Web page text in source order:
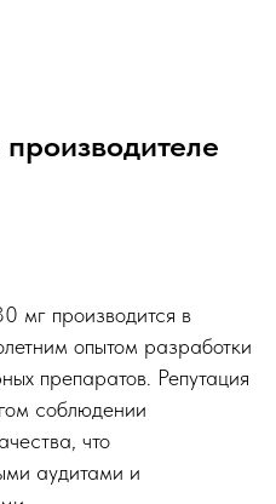
мг производится в
опытом разработки
препаратов. Репутация
соблюдении
что
аудитами и